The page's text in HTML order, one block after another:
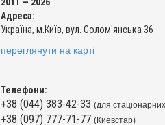
Адреса:
Україна, м.Київ, вул. Солом'янська 36
переглянути на карті
Телефони:
+38 (044) 383-42-33 (для
+38 (097) 777-71-77 (Киевстар)